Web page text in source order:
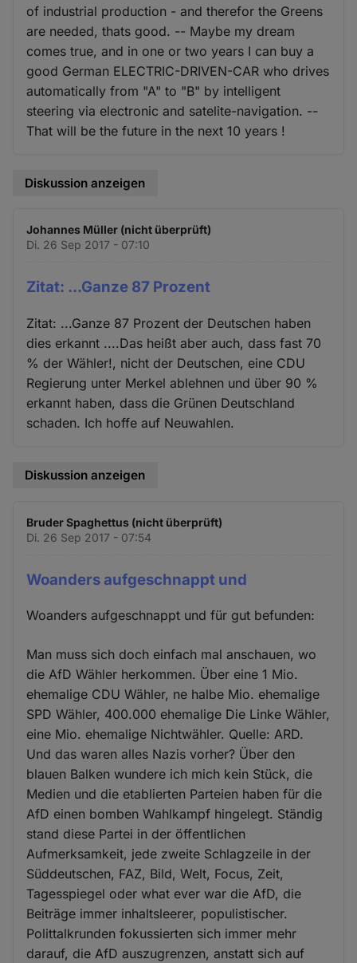
of industrial production - and therefor the Greens
are needed, thats good. -- Maybe my dream
comes true, and in one or two years I can buy a
good German ELECTRIC-DRIVEN-CAR who drives
automatically from "A" to "B" by intelligent
steering via electronic and satelite-navigation. --
That will be the future in the next 10 years !
Diskussion anzeigen
Johannes Müller (nicht überprüft)
Di. 26 Sep 2017 - 07:10
Zitat: ...Ganze 87 Prozent
Zitat: ...Ganze 87 Prozent der Deutschen haben
dies erkannt ....Das heißt aber auch, dass fast 70
% der Wähler!, nicht der Deutschen, eine CDU
Regierung unter Merkel ablehnen und über 90 %
erkannt haben, dass die Grünen Deutschland
schaden. Ich hoffe auf Neuwahlen.
Diskussion anzeigen
Bruder Spaghettus (nicht überprüft)
Di. 26 Sep 2017 - 07:54
Woanders aufgeschnappt und
Woanders aufgeschnappt und für gut befunden:
Man muss sich doch einfach mal anschauen, wo
die AfD Wähler herkommen. Über eine 1 Mio.
ehemalige CDU Wähler, ne halbe Mio. ehemalige
SPD Wähler, 400.000 ehemalige Die Linke Wähler,
eine Mio. ehemalige Nichtwähler. Quelle: ARD.
Und das waren alles Nazis vorher? Über den
blauen Balken wundere ich mich kein Stück, die
Medien und die etablierten Parteien haben für die
AfD einen bomben Wahlkampf hingelegt. Ständig
stand diese Partei in der öffentlichen
Aufmerksamkeit, jede zweite Schlagzeile in der
Süddeutschen, FAZ, Bild, Welt, Focus, Zeit,
Tagesspiegel oder what ever war die AfD, die
Beiträge immer inhaltsleerer, populistischer.
Polittalkrunden fokussierten sich immer mehr
darauf, die AfD auszugrenzen, anstatt sich auf